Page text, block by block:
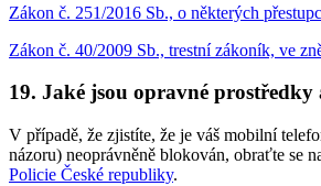
Zákon č. 251/2016 Sb., o některých
Zákon č. 40/2009 Sb., trestní zákoník, ve
19. Jaké jsou opravné
V případě, že zjistíte, že je váš mobilní
názoru) neoprávněně blokován, obraťte se
Policie České republiky.